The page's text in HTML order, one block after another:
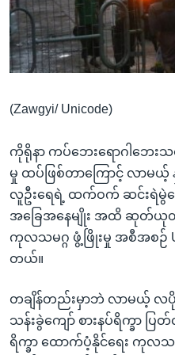
စာမျက်နှာ
သို့
ကျော်
ရန်
ရန်
နေရာ
သို့
ကျော်
ရန်
Learning English
ဗွီအိုအေ လူမှုကွန်ယက်များ
(Zawgyi/ Unicode)
ကိုရိုနာ ကပ်ဘေးရောဂါဘေးသ
မှု ထပ်ဖြစ်တာကြောင့် လာမယ့်
လူဦးရေရဲ့ ထက်ဝက် ဆင်းရဲမွဲ
အခြေအနေမျိုး အထိ ဆုတ်ယုတ်
ကုလသမဂ္ဂ ဖွံ့ဖြိုးမှု အစီအစဉ်
တယ်။
တချိန်တည်းမှာဘဲ လာမယ့် လပို
သန်းခွဲကျော် စားနပ်ရိက္ခာ ပ
ရိက္ခာ ထောက်ပံ့နိုင်ရေး ကုလသ